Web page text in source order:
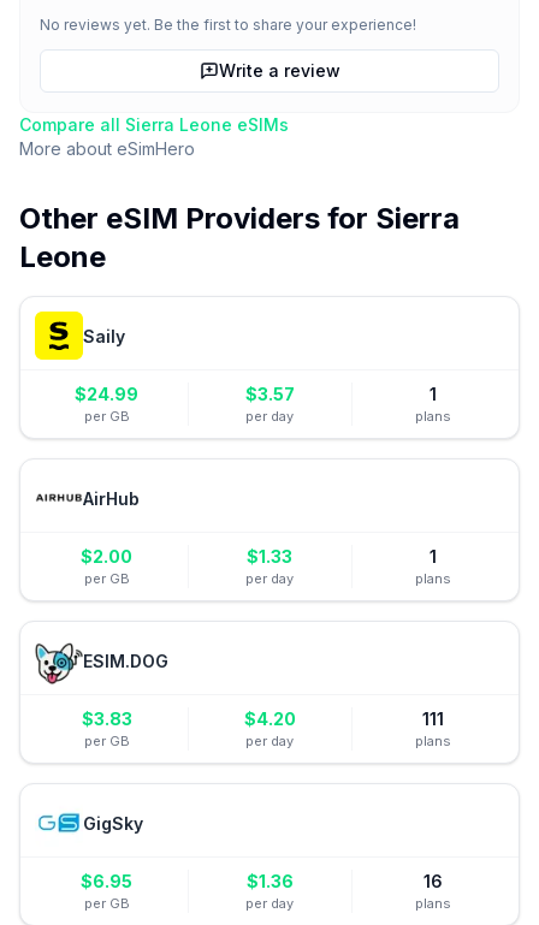
No reviews yet. Be the first to share your experience!
Write a review
Compare all Sierra Leone eSIMs
More about eSimHero
Other eSIM Providers for Sierra
Leone
Saily
$24.99
per GB
$3.57
per day
1
plans
AirHub
$2.00
per GB
$1.33
per day
1
plans
ESIM.DOG
$3.83
per GB
$4.20
per day
111
plans
GigSky
$6.95
per GB
$1.36
per day
16
plans